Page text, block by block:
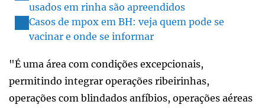
usados em rinha são apreendidos
Casos de mpox em BH: veja quem pode se
vacinar e onde se informar
"É uma área com condições excepcionais,
permitindo integrar operações ribeirinhas,
operações com blindados anfíbios, operações aéreas